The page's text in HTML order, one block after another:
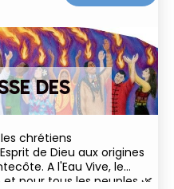
DES
chrétiens
de Dieu aux origines
A l'Eau Vive, le
pour tous les peuples 🌿